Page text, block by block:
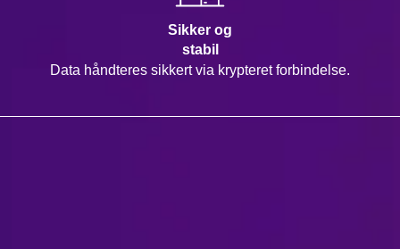
Sikker og
stabil
Data håndteres sikkert via krypteret forbindelse.